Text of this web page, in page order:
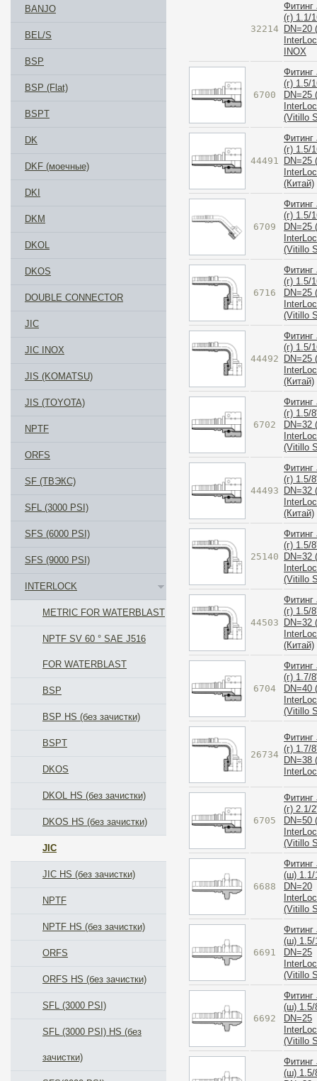
32214
Фитинг
(г) 1.1/
DN=20
INOX
6700
Фитинг
(г) 1.5/
DN=25
(Vitillo
44491
Фитинг
(г) 1.5/
DN=25
(Китай)
6709
Фитинг
(г) 1.5/
DN=25
(Vitillo
6716
Фитинг
(г) 1.5/
DN=25
(Vitillo
44492
Фитинг
(г) 1.5/
DN=25
(Китай)
6702
Фитинг
(г) 1.5/
DN=32
(Vitillo
44493
Фитинг
(г) 1.5/
DN=32
(Китай)
25140
Фитинг
(г) 1.5/
DN=32
(Vitillo
44503
Фитинг
(г) 1.5/
DN=32
(Китай)
6704
Фитинг
(г) 1.7/
DN=40
(Vitillo
26734
Фитинг
(г) 1.7/
DN=38
6705
Фитинг
(г) 2.1/
DN=50
(Vitillo
6688
Фитинг
(ш) 1.1/
DN=20
(Vitillo
6691
Фитинг
(ш) 1.5/
DN=25
(Vitillo
6692
Фитинг
(ш) 1.5/
DN=25
(Vitillo
Фитинг
(ш) 1.5/
BANJO
BEL/S
BSP
BSP (Flat)
BSPT
DK
DKF (моечные)
DKI
DKM
DKOL
DKOS
DOUBLE CONNECTOR
JIC
JIC INOX
JIS (KOMATSU)
JIS (TOYOTA)
NPTF
ORFS
SF (ТВЭКС)
SFL (3000 PSI)
SFS (6000 PSI)
SFS (9000 PSI)
INTERLOCK
METRIC FOR WATERBLAST
NPTF SV 60 ° SAE J516
FOR WATERBLAST
BSP
BSP HS (без зачистки)
BSPT
DKOS
DKOL HS (без зачистки)
DKOS HS (без зачистки)
JIC
JIC HS (без зачистки)
NPTF
NPTF HS (без зачистки)
ORFS
ORFS HS (без зачистки)
SFL (3000 PSI)
SFL (3000 PSI) HS (без
зачистки)